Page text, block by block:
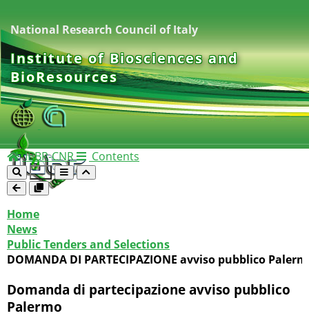
National Research Council of Italy
Institute of Biosciences and
BioResources
IBBR-CNR Contents
Home
News
Public Tenders and Selections
DOMANDA DI PARTECIPAZIONE avviso pubblico
Domanda di partecipazione avviso pubblico
Palermo